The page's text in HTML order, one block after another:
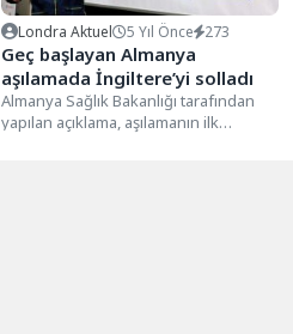
Londra Aktuel 5 Yıl Önce 273
Geç başlayan Almanya
aşılamada İngiltere’yi solladı
Almanya Sağlık Bakanlığı tarafından
yapılan açıklama, aşılamanın ilk